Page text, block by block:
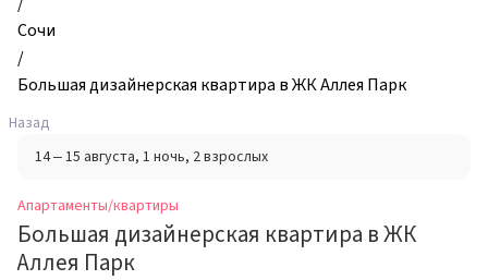
квартира
в
ЖК
Аллея
Парк,
Сочи,
Россия
Сочи
/
Большая дизайнерская квартира в ЖК Аллея Парк
Назад
14 – 15 августа, 1 ночь, 2 взрослых
Апартаменты/квартиры
Большая дизайнерская квартира в ЖК
Аллея Парк